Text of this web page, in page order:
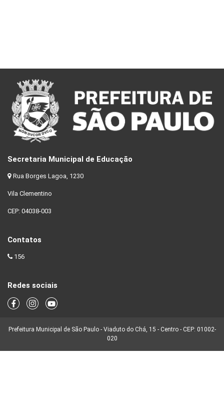
Secretaria Municipal de Educação
Rua Borges Lagoa, 1230
Vila Clementino
CEP: 04038-003
Contatos
156
Redes sociais
Prefeitura Municipal de São Paulo - Viaduto do Chá, 15 - Centro - CEP: 01002-
020